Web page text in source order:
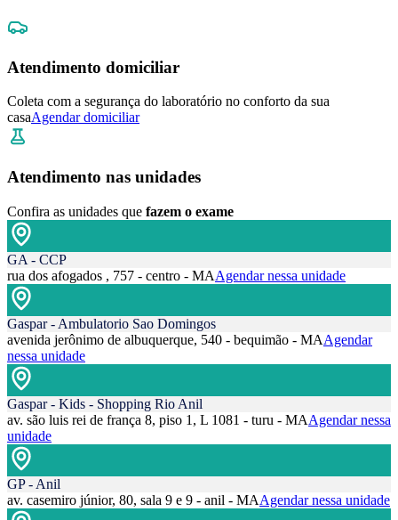
Atendimento domiciliar
Coleta com a segurança do laboratório no conforto da sua
casaAgendar domiciliar
Atendimento nas unidades
Confira as unidades que fazem o exame
GA - CCP
rua dos afogados , 757 - centro - MAAgendar nessa unidade
Gaspar - Ambulatorio Sao Domingos
avenida jerônimo de albuquerque, 540 - bequimão - MAAgendar
nessa unidade
Gaspar - Kids - Shopping Rio Anil
av. são luis rei de frança 8, piso 1, L 1081 - turu - MAAgendar nessa
unidade
GP - Anil
av. casemiro júnior, 80, sala 9 e 9 - anil - MAAgendar nessa unidade